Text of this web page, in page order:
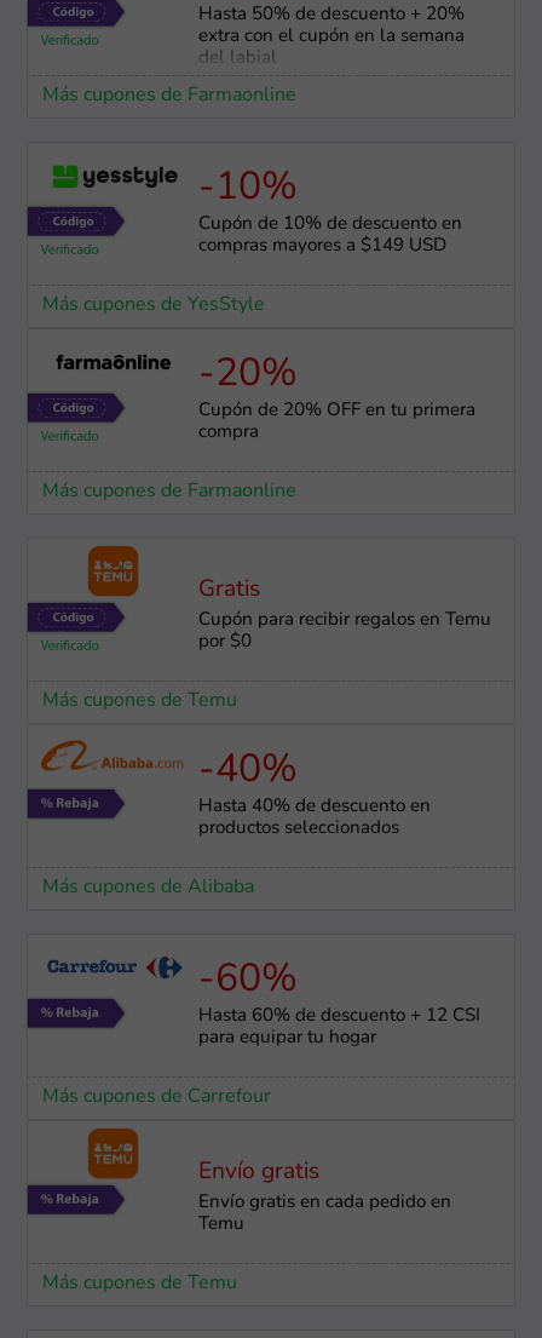
Hasta 50% de descuento + 20%
extra con el cupón en la semana
del labial
Más cupones de Farmaonline
-10%
Cupón de 10% de descuento en
compras mayores a $149 USD
Más cupones de YesStyle
-20%
Cupón de 20% OFF en tu primera
compra
Más cupones de Farmaonline
Gratis
Cupón para recibir regalos en Temu
por $0
Más cupones de Temu
-40%
Hasta 40% de descuento en
productos seleccionados
Más cupones de Alibaba
-60%
Hasta 60% de descuento + 12 CSI
para equipar tu hogar
Más cupones de Carrefour
Envío gratis
Envío gratis en cada pedido en
Temu
Más cupones de Temu